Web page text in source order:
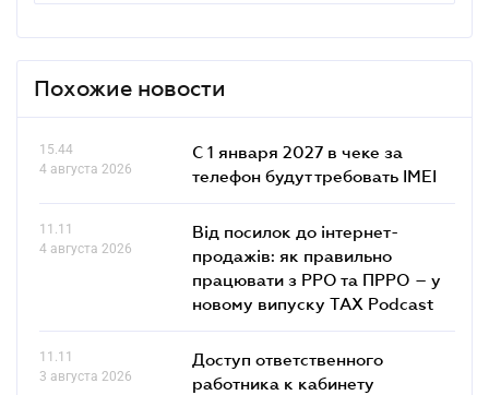
Похожие новости
15.44
4 августа 2026
С 1 января 2027 в чеке за
телефон будут требовать IMEI
11.11
4 августа 2026
Від посилок до інтернет-
продажів: як правильно
працювати з РРО та ПРРО – у
новому випуску TAX Podcast
11.11
3 августа 2026
Доступ ответственного
работника к кабинету